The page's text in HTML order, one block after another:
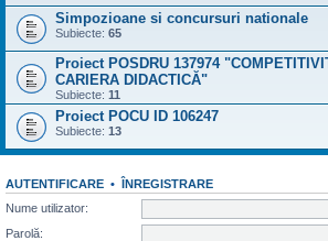
Simpozioane si concursuri nationale
Subiecte: 65
Proiect POSDRU 137974
CARIERA DIDACTICĂ"
Subiecte: 11
Proiect POCU ID 106247
Subiecte: 13
AUTENTIFICARE • ÎNREGISTRARE
Nume utilizator:
Parolă: